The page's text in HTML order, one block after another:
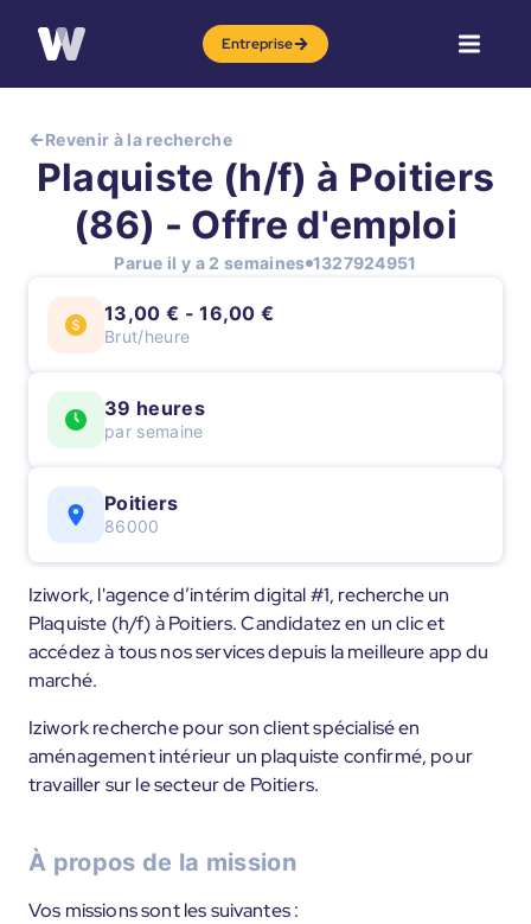
Entreprise
Revenir à la recherche
Plaquiste (h/f) à Poitiers
(86) - Offre d'emploi
Parue il y a 2 semaines 1327924951
13,00 € - 16,00 €
Brut/heure
39 heures
par semaine
Poitiers
86000
Iziwork, l'agence d’intérim digital #1, recherche un
Plaquiste (h/f) à Poitiers. Candidatez en un clic et
accédez à tous nos services depuis la meilleure app du
marché.
Iziwork recherche pour son client spécialisé en
aménagement intérieur un plaquiste confirmé, pour
travailler sur le secteur de Poitiers.
À propos de la mission
Vos missions sont les suivantes :